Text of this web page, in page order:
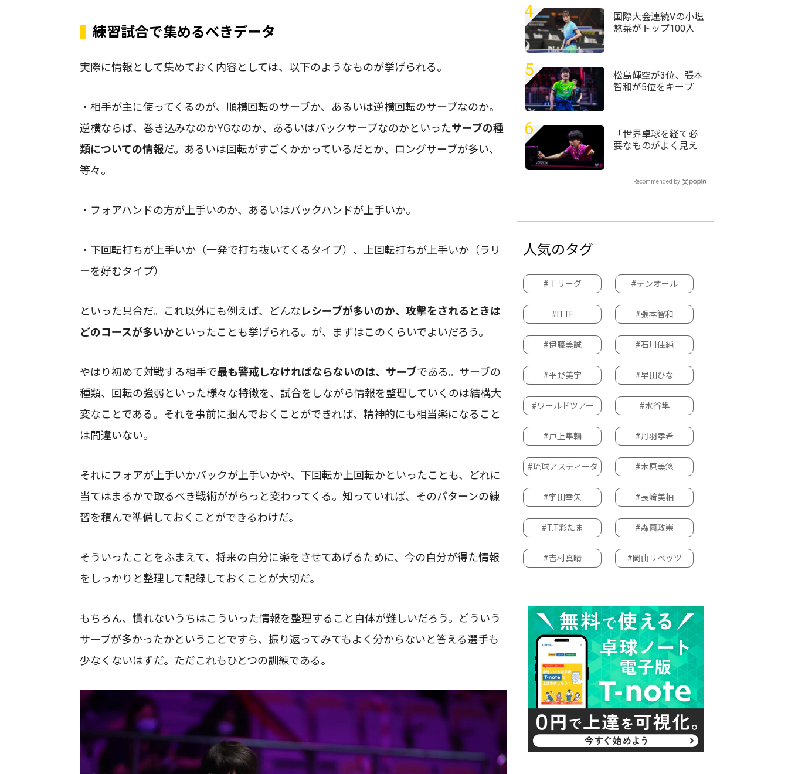
練習試合で集めるべきデータ
実際に情報として集めておく内容としては、以下のようなものが挙げられる。
・相手が主に使ってくるのが、順横回転のサーブか、あるいは逆横回転のサーブなのか。
逆横ならば、巻き込みなのかYGなのか、あるいはバックサーブなのかといったサーブの種
類についての情報だ。あるいは回転がすごくかかっているだとか、ロングサーブが多い、
等々。
・フォアハンドの方が上手いのか、あるいはバックハンドが上手いか。
・下回転打ちが上手いか（一発で打ち抜いてくるタイプ）、上回転打ちが上手いか（ラリ
ーを好むタイプ）
といった具合だ。これ以外にも例えば、どんなレシーブが多いのか、攻撃をされるときは
どのコースが多いかといったことも挙げられる。が、まずはこのくらいでよいだろう。
やはり初めて対戦する相手で最も警戒しなければならないのは、サーブである。サーブの
種類、回転の強弱といった様々な特徴を、試合をしながら情報を整理していくのは結構大
変なことである。それを事前に掴んでおくことができれば、精神的にも相当楽になること
は間違いない。
それにフォアが上手いかバックが上手いかや、下回転か上回転かといったことも、どれに
当てはまるかで取るべき戦術ががらっと変わってくる。知っていれば、そのパターンの練
習を積んで準備しておくことができるわけだ。
そういったことをふまえて、将来の自分に楽をさせてあげるために、今の自分が得た情報
をしっかりと整理して記録しておくことが大切だ。
もちろん、慣れないうちはこういった情報を整理すること自体が難しいだろう。どういう
サーブが多かったかということですら、振り返ってみてもよく分からないと答える選手も
少なくないはずだ。ただこれもひとつの訓練である。
4
国際大会連続Vの小塩
悠菜がトップ100入
ランキング（2026年
第32週）
5
松島輝空が3位、張本
智和が5位をキープ
キング（2026年第32
週）
6
「世界卓球を経て必
要なものがよく見え
ンピオンズ横浜2026
Recommended by
人気のタグ
#Ｔリーグ #テンオール
#ITTF #張本智和
#伊藤美誠 #石川佳純
#平野美宇 #早田ひな
#ワールドツアー #水谷隼
#戸上隼輔 #丹羽孝希
#琉球アスティーダ #木原美悠
#宇田幸矢 #長﨑美柚
#T.T彩たま #森薗政崇
#吉村真晴 #岡山リベッツ